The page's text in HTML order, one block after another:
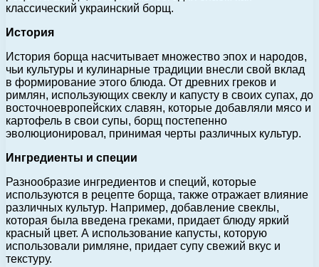
классический украинский борщ.
История
История борща насчитывает множество эпох и народов,
чьи культуры и кулинарные традиции внесли свой вклад
в формирование этого блюда. От древних греков и
римлян, использующих свеклу и капусту в своих супах, до
восточноевропейских славян, которые добавляли мясо и
картофель в свои супы, борщ постепенно
эволюционировал, принимая черты различных культур.
Ингредиенты и специи
Разнообразие ингредиентов и специй, которые
используются в рецепте борща, также отражает влияние
различных культур. Например, добавление свеклы,
которая была введена греками, придает блюду яркий
красный цвет. А использование капусты, которую
использовали римляне, придает супу свежий вкус и
текстуру.